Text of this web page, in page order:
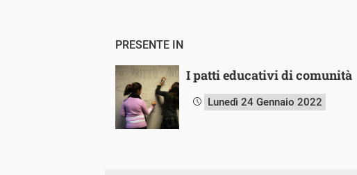
PRESENTE IN
I patti educativi di comunità
Lunedì 24 Gennaio 2022